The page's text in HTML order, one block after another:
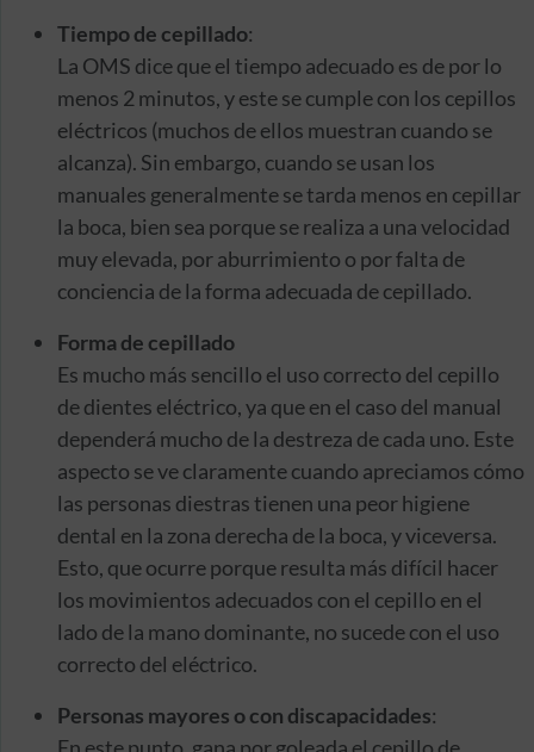
Tiempo de cepillado:
La OMS dice que el tiempo adecuado es de por lo
menos 2 minutos, y este se cumple con los cepillos
eléctricos (muchos de ellos muestran cuando se
alcanza). Sin embargo, cuando se usan los
manuales generalmente se tarda menos en cepillar
la boca, bien sea porque se realiza a una velocidad
muy elevada, por aburrimiento o por falta de
conciencia de la forma adecuada de cepillado.
Forma de cepillado
Es mucho más sencillo el uso correcto del cepillo
de dientes eléctrico, ya que en el caso del manual
dependerá mucho de la destreza de cada uno. Este
aspecto se ve claramente cuando apreciamos cómo
las personas diestras tienen una peor higiene
dental en la zona derecha de la boca, y viceversa.
Esto, que ocurre porque resulta más difícil hacer
los movimientos adecuados con el cepillo en el
lado de la mano dominante, no sucede con el uso
correcto del eléctrico.
Personas mayores o con discapacidades: